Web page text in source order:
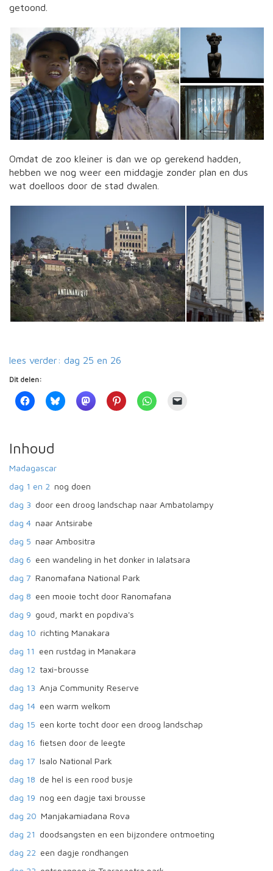
getoond.
Omdat de zoo kleiner is dan we op gerekend hadden,
hebben we nog weer een middagje zonder plan en dus
wat doelloos door de stad dwalen.
lees verder: dag 25 en 26
Dit delen:
Inhoud
Madagascar
dag 1 en 2 nog doen
dag 3 door een droog landschap naar Ambatolampy
dag 4 naar Antsirabe
dag 5 naar Ambositra
dag 6 een wandeling in het donker in Ialatsara
dag 7 Ranomafana National Park
dag 8 een mooie tocht door Ranomafana
dag 9 goud, markt en popdiva's
dag 10 richting Manakara
dag 11 een rustdag in Manakara
dag 12 taxi-brousse
dag 13 Anja Community Reserve
dag 14 een warm welkom
dag 15 een korte tocht door een droog landschap
dag 16 fietsen door de leegte
dag 17 Isalo National Park
dag 18 de hel is een rood busje
dag 19 nog een dagje taxi brousse
dag 20 Manjakamiadana Rova
dag 21 doodsangsten en een bijzondere ontmoeting
dag 22 een dagje rondhangen